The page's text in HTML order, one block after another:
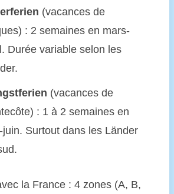
(vacances de
: 2 semaines en mars-
Durée variable selon les
(vacances de
: 1 à 2 semaines en
juin. Surtout dans les Länder
la France : 4 zones (A, B,